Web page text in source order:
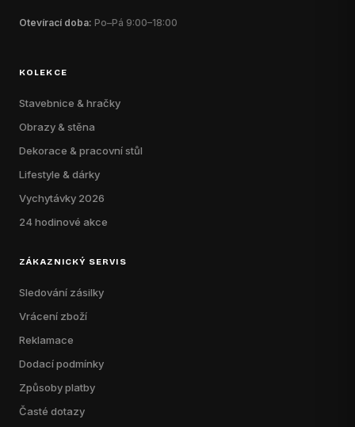
Otevírací doba: Po–Pá 9:00–18:00
KOLEKCE
Stavebnice & hračky
Obrazy & stěna
Dekorace & pracovní stůl
Lifestyle & dárky
Vychytávky 2026
24 hodinové akce
ZÁKAZNICKÝ SERVIS
Sledování zásilky
Vrácení zboží
Reklamace
Dodací podmínky
Způsoby platby
Časté dotazy